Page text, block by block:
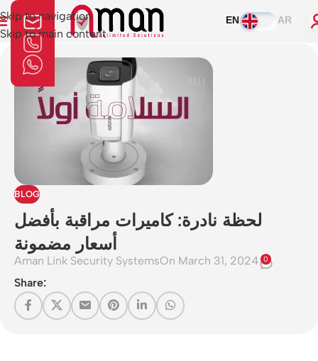
Skip to navigation
Skip to main content
EN AR
BLOG
لحظة نادرة: كاميرات مراقبة بأفضل
أسعار مضمونة
Aman Link Security SystemsOn March 31, 2024 0
Share: